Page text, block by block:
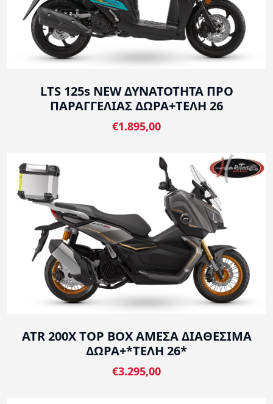
LTS 125s NEW ΔΥΝΑΤΟΤΗΤΑ ΠΡΟ
ΠΑΡΑΓΓΕΛΙΑΣ ΔΩΡΑ+ΤΕΛΗ 26
€1.895,00
ATR 200X TOP BOX ΑΜΕΣΑ ΔΙΑΘΕΣΙΜΑ
ΔΩΡΑ+*ΤΕΛΗ 26*
€3.295,00